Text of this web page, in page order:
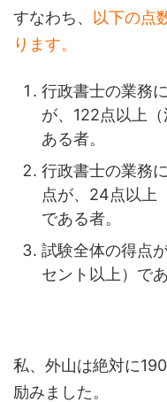
すなわち、
以下の点
ります。
行政書士の業務
が、122点以上
ある者。
行政書士の業務
点が、24点以上
である者。
試験全体の得点
セント以上）であ
私、外山は絶対に
励みました。